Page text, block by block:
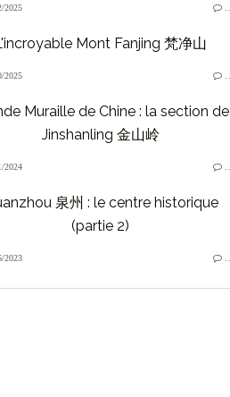
2025
Mont Fanjing 梵净山
2025
Muraille de Chine : la section de
Jinshanling 金山岭
2024
泉州 : le centre historique
(partie 2)
2023